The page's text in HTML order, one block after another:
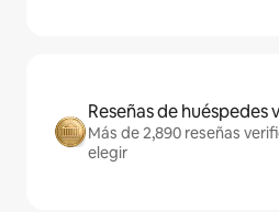
Reseñas de huéspedes
Más de 2,890 reseñas
elegir